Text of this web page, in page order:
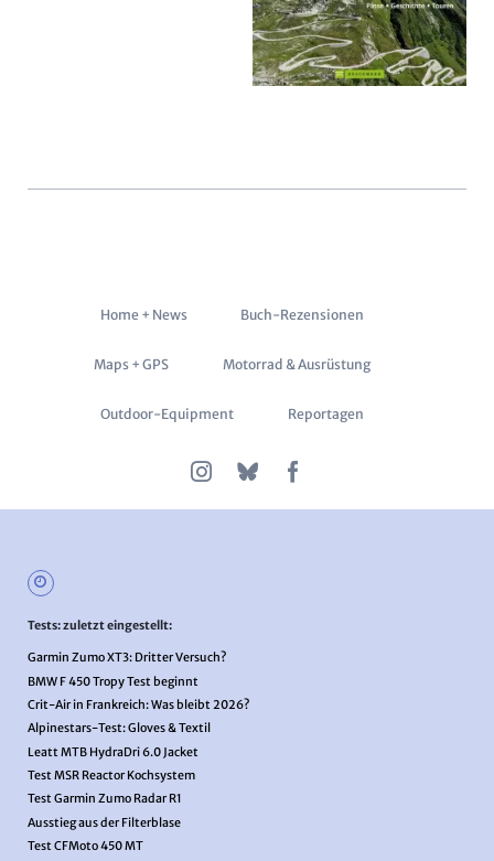
Navigation
Home + News Buch-Rezensionen
Maps + GPS Motorrad & Ausrüstung
Outdoor-Equipment Reportagen
Tests: zuletzt eingestellt:
Garmin Zumo XT3: Dritter Versuch?
BMW F 450 Tropy Test beginnt
Crit-Air in Frankreich: Was bleibt 2026?
Alpinestars-Test: Gloves & Textil
Leatt MTB HydraDri 6.0 Jacket
Test MSR Reactor Kochsystem
Test Garmin Zumo Radar R1
Ausstieg aus der Filterblase
Test CFMoto 450 MT